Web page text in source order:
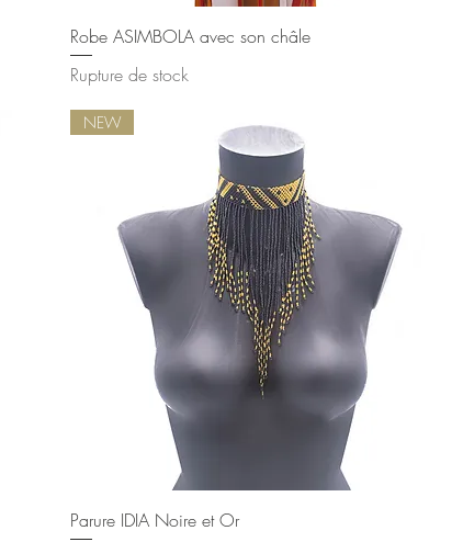
Aperçu rapide
Robe ASIMBOLA avec son châle
Rupture de stock
Aperçu rapide
NEW
Parure IDIA Noire et Or